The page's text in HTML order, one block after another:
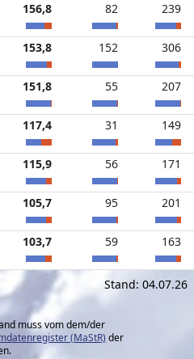
156,8 82 239
153,8 152 306
151,8 55 207
117,4 31 149
115,9 56 171
105,7 95 201
103,7 59 163
Stand: 04.07.26
muss vom dem/der
(MaStR) der